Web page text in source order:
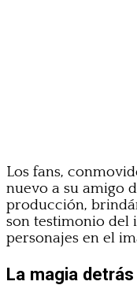
Los fans,
nuevo a su amigo
producción,
son testimonio del
personajes en el
La magia